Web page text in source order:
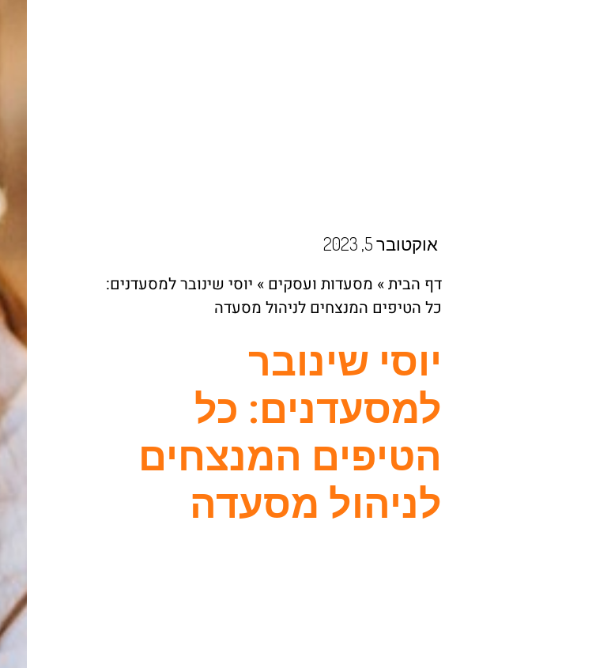
אוקטובר 5, 2023
דף הבית» מסעדות ועסקים » יוסי שינובר למסעדנים:
כל הטיפים המנצחים לניהול מסעדה
יוסי שינובר
למסעדנים: כל
הטיפים המנצחים
לניהול מסעדה